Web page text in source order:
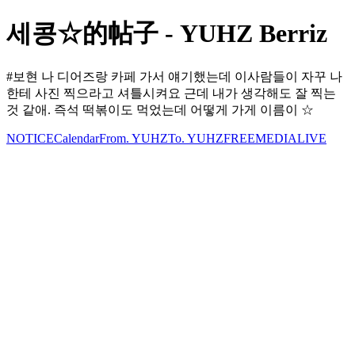
세콩☆的帖子 - YUHZ Berriz
#보현 나 디어즈랑 카페 가서 얘기했는데 이사람들이 자꾸 나
한테 사진 찍으라고 셔틀시켜요 근데 내가 생각해도 잘 찍는
것 같애. 즉석 떡볶이도 먹었는데 어떻게 가게 이름이 ☆
NOTICECalendarFrom. YUHZTo. YUHZFREEMEDIALIVE